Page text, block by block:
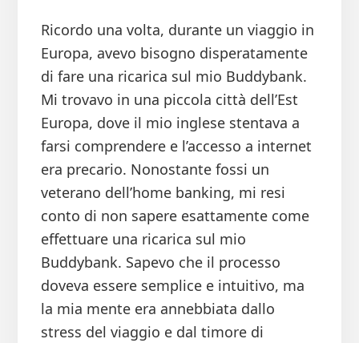
Ricordo una volta, durante un viaggio in
Europa, avevo bisogno disperatamente
di fare una ricarica sul mio Buddybank.
Mi trovavo in una piccola città dell’Est
Europa, dove il mio inglese stentava a
farsi comprendere e l’accesso a internet
era precario. Nonostante fossi un
veterano dell’home banking, mi resi
conto di non sapere esattamente come
effettuare una ricarica sul mio
Buddybank. Sapevo che il processo
doveva essere semplice e intuitivo, ma
la mia mente era annebbiata dallo
stress del viaggio e dal timore di